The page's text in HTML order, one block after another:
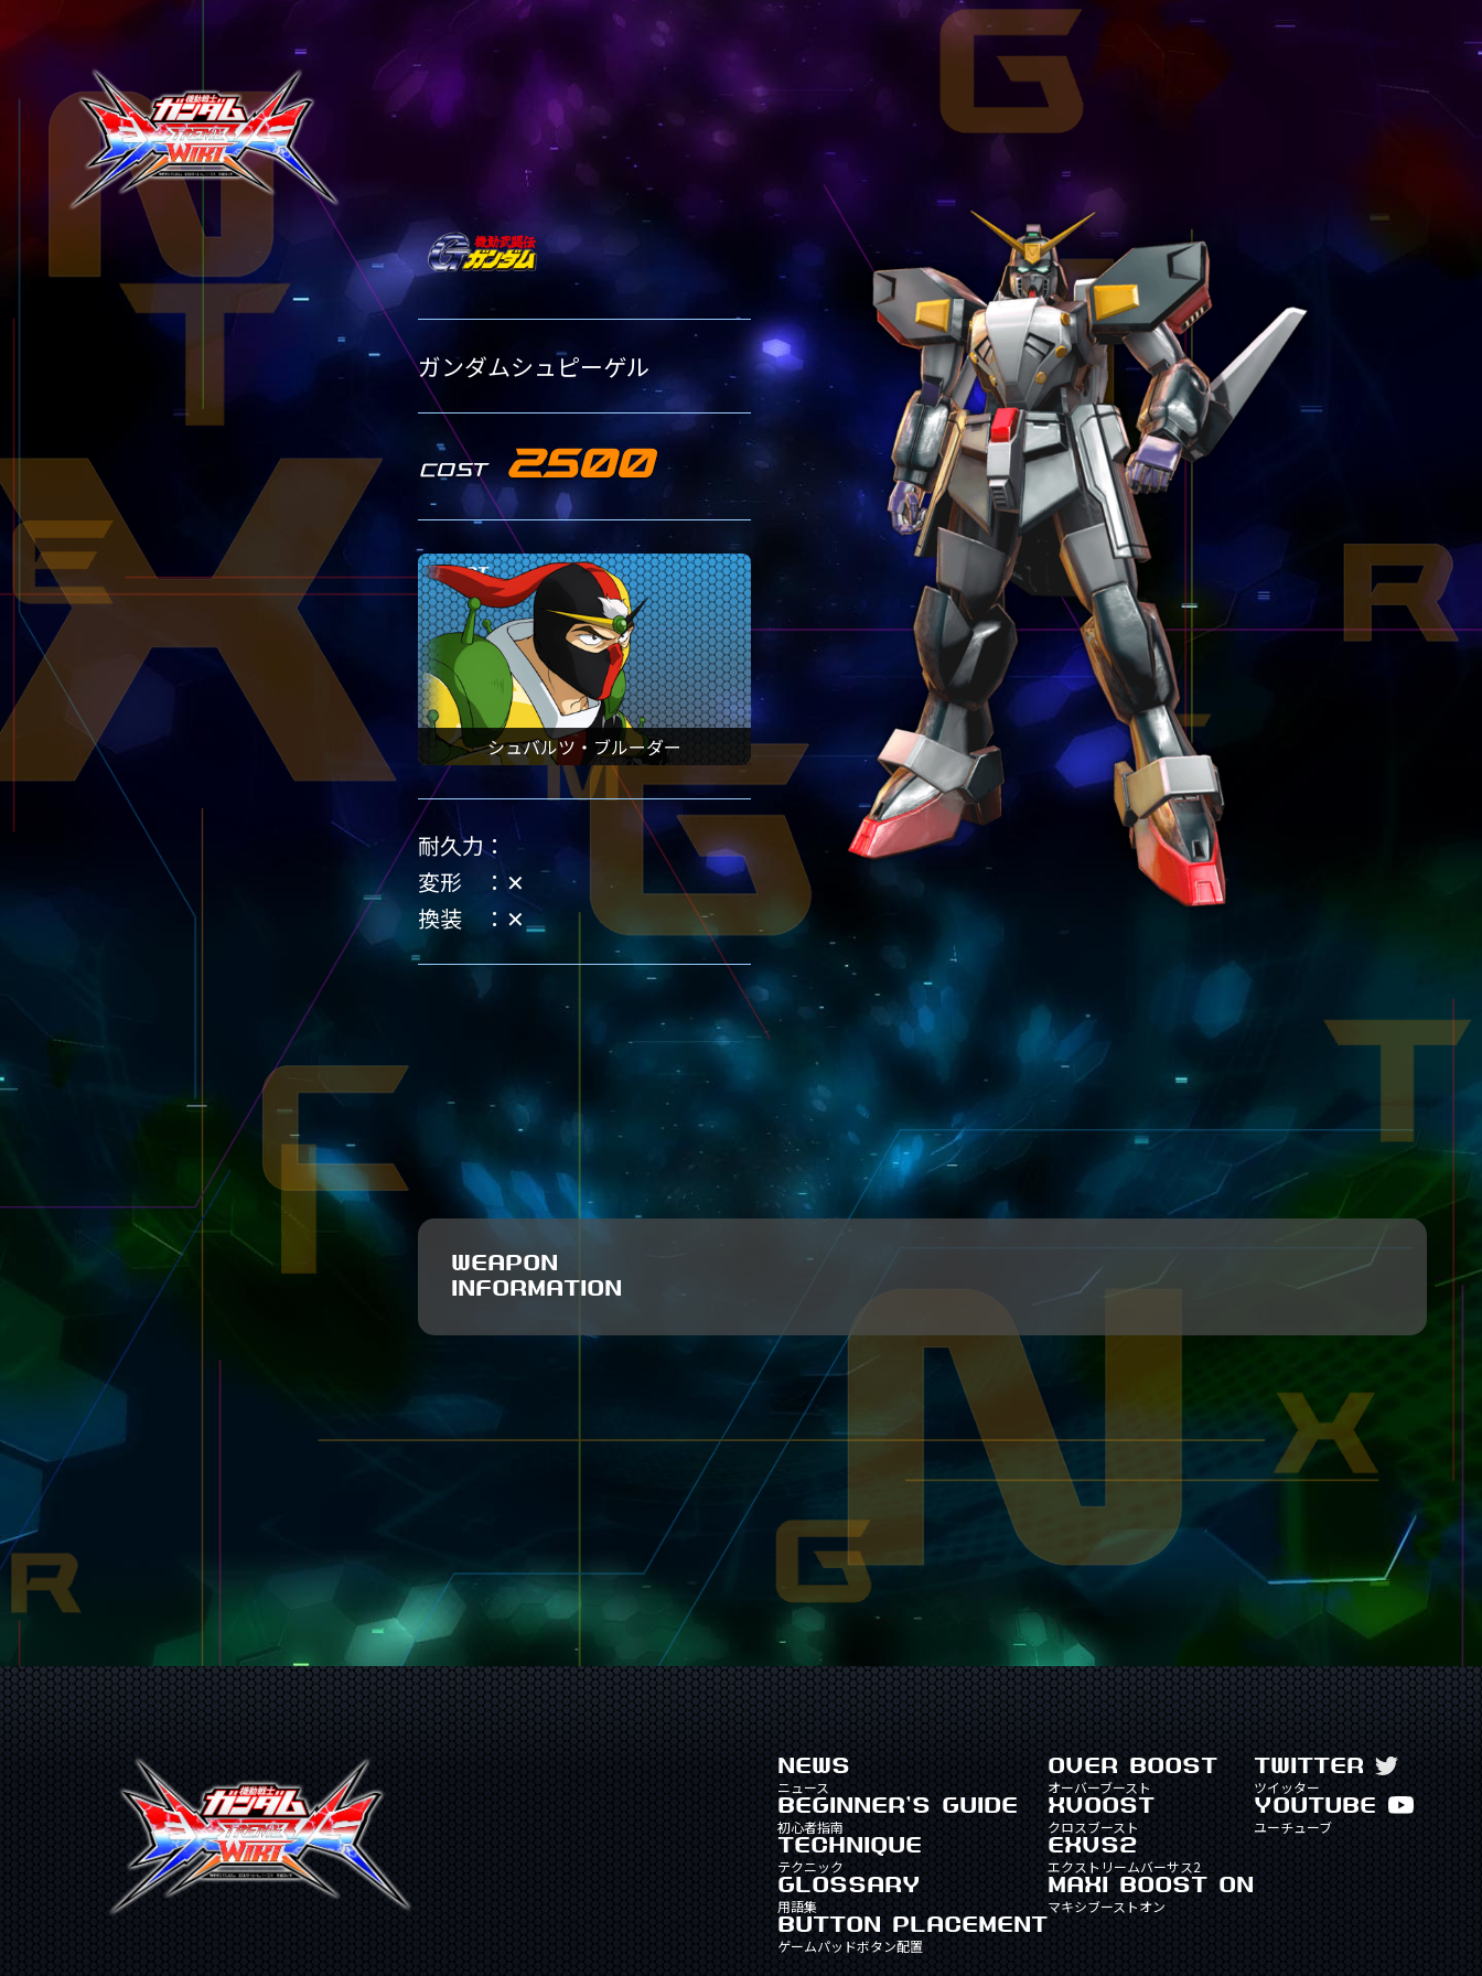
タイトル別1500機体一覧 ランク別1500機体一覧
タイトル別2000機体一覧
タイトル別1500機体一覧
ランク別2000機体一覧
RANK-1500
タイトル別2500機体一覧
タイトル別2000機体一覧
TITLE-1500
タイトル別1500機体一覧
ランク別2500機体一覧
RANK-2000
RANK-1500
ランク別1500機体一覧
BUTTON PLACEMENT
ゲームパッドボタン配置
TWITTER
ツイッター
YOUTUBE
ユーチューブ
ガンダムシュピーゲル
PILOT
シュバルツ・ブルーダー
耐久力
変形
✕
換装
✕
WEAPON
INFORMATION
NEWS
ニュース
BEGINNER'S GUIDE
初心者指南
TECHNIQUE
テクニック
GLOSSARY
用語集
BUTTON PLACEMENT
ゲームパッドボタン配置
OVER BOOST
オーバーブースト
XVOOST
クロスブースト
EXVS2
エクストリームバーサス2
MAXI BOOST ON
マキシブーストオン
TWITTER
ツイッター
YOUTUBE
ユーチューブ